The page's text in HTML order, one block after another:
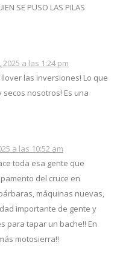
SE PUSO LAS PILAS
a las 1:24 pm
las inversiones! Lo que
nosotros! Es una
a las 10:52 am
toda esa gente que
del cruce en
máquinas nuevas,
importante de gente y
para tapar un bache!! En
motosierra!!